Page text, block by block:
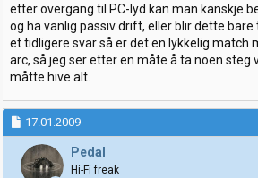
etter overgang til PC-lyd kan man kanskje
og ha vanlig passiv drift, eller blir dette bare
et tidligere svar så er det en lykkelig match
arc, så jeg ser etter en måte å ta noen steg
måtte hive alt.
17.01.2009
Pedal
Hi-Fi freak